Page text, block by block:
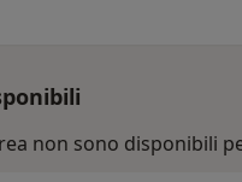
non sono disponibili